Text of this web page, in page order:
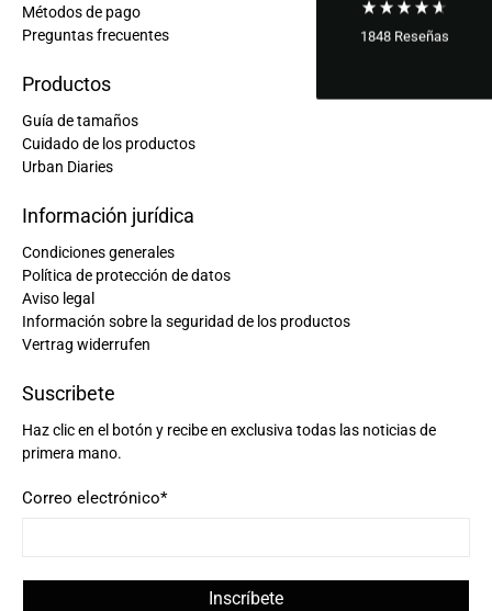
1848 Reseñas
Métodos de pago
Preguntas frecuentes
Productos
Guía de tamaños
Cuidado de los productos
Urban Diaries
Información jurídica
Condiciones generales
Política de protección de datos
Aviso legal
Información sobre la seguridad de los productos
Vertrag widerrufen
Suscribete
Haz clic en el botón y recibe en exclusiva todas las noticias de
primera mano.
Correo electrónico*
Inscríbete